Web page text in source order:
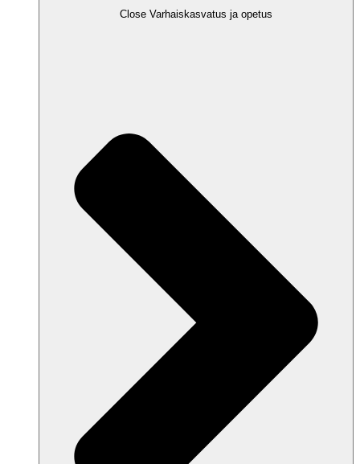
Close Varhaiskasvatus ja opetus